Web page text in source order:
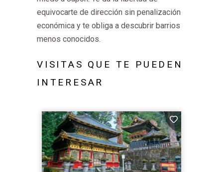
equivocarte de dirección sin penalización
económica y te obliga a descubrir barrios
menos conocidos.
VISITAS QUE TE PUEDEN
INTERESAR